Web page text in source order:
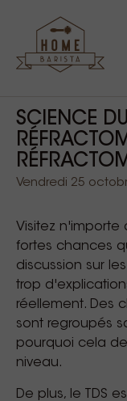
SCIENCE
Vendredi 25
Visitez n'importe
fortes chances
discussion sur
trop
réellement. Des
sont regroupés
pourquoi cela
niveau.
De plus, le TDS